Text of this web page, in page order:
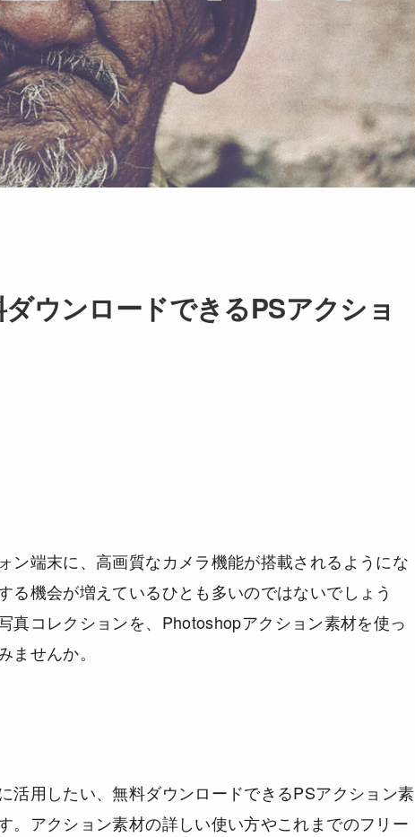
ウンロードできるPSアクショ
ン端末に、高画質なカメラ機能が搭載されるようにな
る機会が増えているひとも多いのではないでしょう
真コレクションを、Photoshopアクション素材を使っ
ませんか。
活用したい、無料ダウンロードできるPSアクション素
。アクション素材の詳しい使い方やこれまでのフリー